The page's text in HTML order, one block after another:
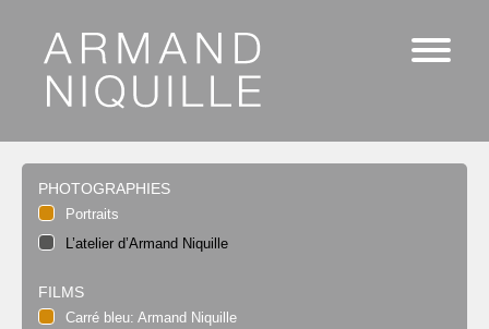
PHOTOGRAPHIES
Portraits
L’atelier d’Armand Niquille
FILMS
Carré bleu: Armand Niquille